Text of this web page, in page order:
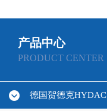
产品中心
PRODUCT CENTER
德国贺德克HYDAC